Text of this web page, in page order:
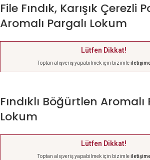
File Fındık, Karışık Çerezli
Aromalı Pargalı Lokum
Lütfen Dikkat!
Toptan alışveriş yapabilmek için bizimle
Fındıklı Böğürtlen Aromalı
Lokum
Lütfen Dikkat!
Toptan alışveriş yapabilmek için bizimle